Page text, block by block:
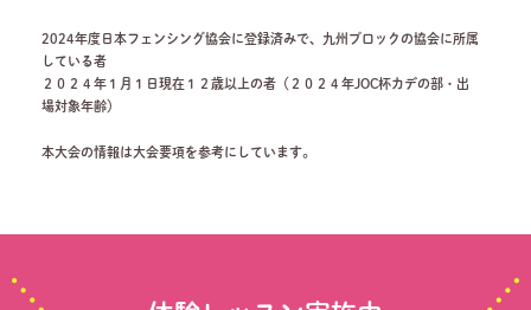
2024年度日本フェンシング協会に登録済みで、九州ブロックの協会に所属
している者
２０２４年１月１日現在１２歳以上の者（２０２４年JOC杯カデの部・出
場対象年齢）
本大会の情報は大会要項を参考にしています。